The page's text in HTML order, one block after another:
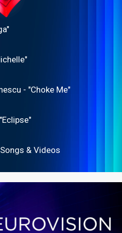
- "Choke Me"
& Videos